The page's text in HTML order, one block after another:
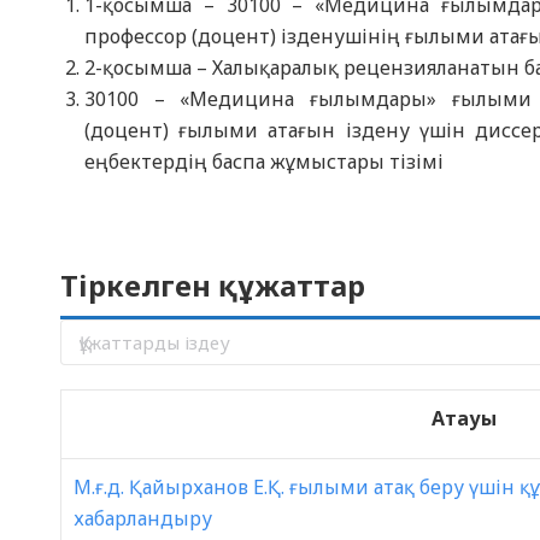
профессор (доцент) ізденушінің ғылыми
2-қосымша – Халықаралық рецензияланатын
30100 – «Медицина ғылымдары» ғылыми
(доцент) ғылыми атағын іздену үшін
еңбектердің баспа жұмыстары тізімі
Тіркелген құжаттар
Атауы
М.ғ.д. Қайырханов Е.Қ. ғылыми атақ беру үшін
хабарландыру